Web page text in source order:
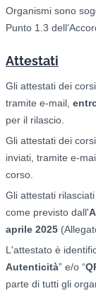
Organismi sono
Punto 1.3
Attestati
Gli attestati dei
tramite e-mail,
per il rilascio.
Gli attestati dei
inviati, tramite e-
corso.
Gli attestati
come previsto dall'
aprile 2025
L'attestato è
Autenticità” e/o “
parte di tutti gli